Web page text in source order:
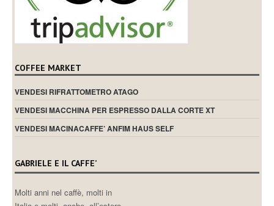
COFFEE MARKET
VENDESI RIFRATTOMETRO ATAGO
VENDESI MACCHINA PER ESPRESSO DALLA CORTE XT
VENDESI MACINACAFFE’ ANFIM HAUS SELF
GABRIELE E IL CAFFE’
Molti anni nel caffè, molti in